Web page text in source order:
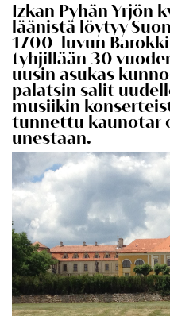
Izkan Pyhän Yrjön
läänistä löytyy
1700-luvun
tyhjillään 30
uusin asukas
palatsin salit
musiikin
tunnettu kaunotar
unestaan.